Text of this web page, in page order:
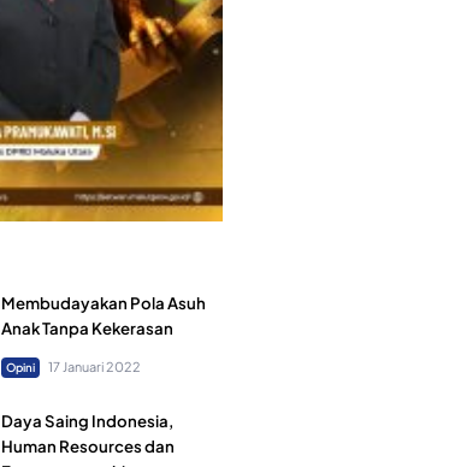
Membudayakan Pola Asuh
Anak Tanpa Kekerasan
Opini 17 Januari 2022
Daya Saing Indonesia,
Human Resources dan